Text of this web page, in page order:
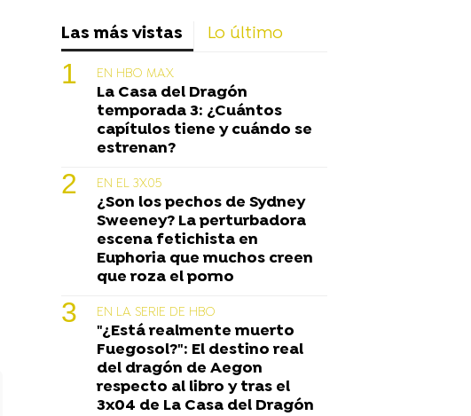
Las más vistas Lo último
EN HBO MAX
La Casa del Dragón
temporada 3: ¿Cuántos
capítulos tiene y cuándo se
estrenan?
EN EL 3X05
¿Son los pechos de Sydney
Sweeney? La perturbadora
escena fetichista en
Euphoria que muchos creen
que roza el porno
EN LA SERIE DE HBO
"¿Está realmente muerto
Fuegosol?": El destino real
del dragón de Aegon
respecto al libro y tras el
3x04 de La Casa del Dragón